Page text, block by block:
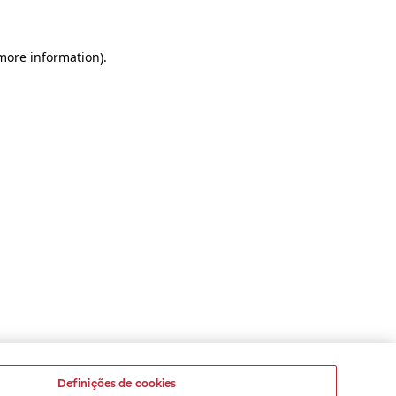
information).
Definições de cookies